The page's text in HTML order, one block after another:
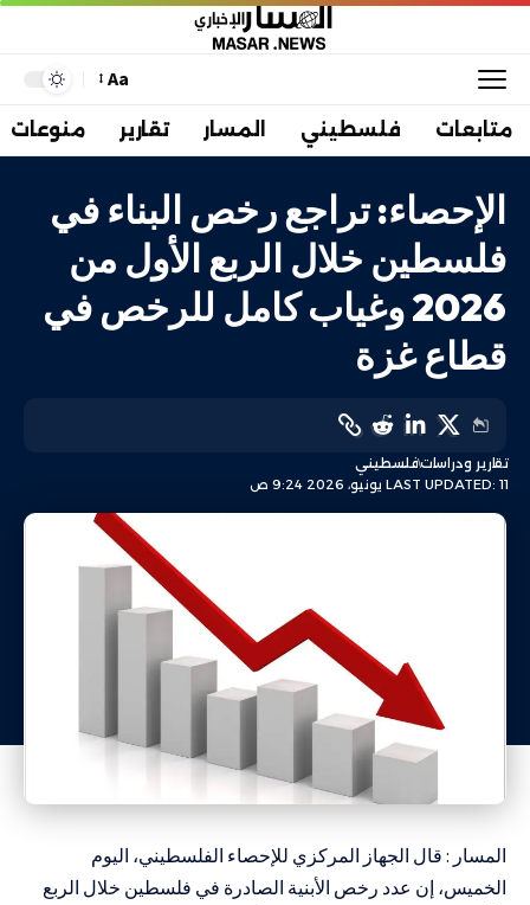
Aa
متابعات فلسطيني المسار تقارير منوعات
الإحصاء: تراجع رخص البناء في
فلسطين خلال الربع الأول من
2026 وغياب كامل للرخص في
قطاع غزة
LAST UPDATED: 11 يونيو، 2026 9:24 ص
تقارير ودراساتفلسطيني
المسار : قال الجهاز المركزي للإحصاء الفلسطيني، اليوم
الخميس، إن عدد رخص الأبنية الصادرة في فلسطين خلال الربع